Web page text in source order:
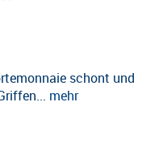
schont und
mehr